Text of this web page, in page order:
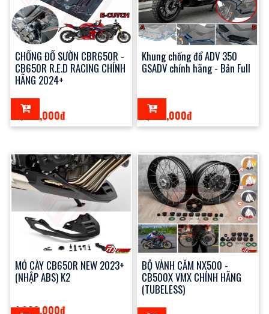
CHỐNG ĐỔ SƯỜN CBR650R -
CB650R R.E.D RACING CHÍNH
HÃNG 2024+
2,850,000đ
Khung chống đổ ADV 350
GSADV chính hãng - Bản Full
3,250,000đ
MỎ CÀY CB650R NEW 2023+
(NHẬP ABS) K2
1,990,000đ
BỘ VÀNH CĂM NX500 -
CB500X VMX CHÍNH HÃNG
(TUBELESS)